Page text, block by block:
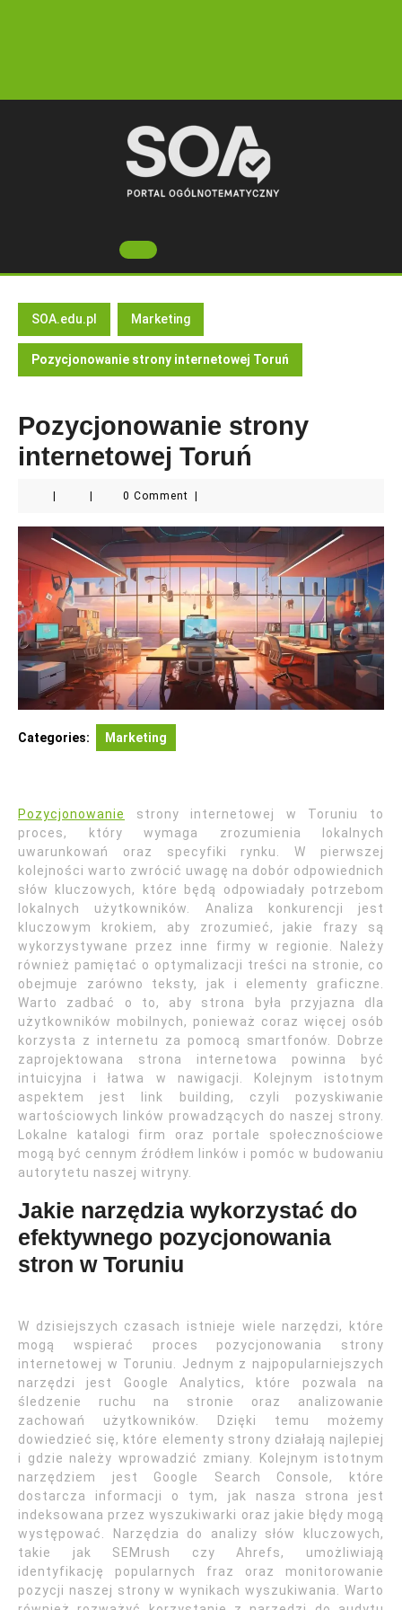
Open
Button
SOA.edu.pl Marketing
Pozycjonowanie strony internetowej Toruń
Pozycjonowanie strony
internetowej Toruń
0 Comment
Categories: Marketing
Pozycjonowanie
strony internetowej w Toruniu to
proces, który wymaga zrozumienia lokalnych
uwarunkowań oraz specyfiki rynku. W pierwszej
kolejności warto zwrócić uwagę na dobór odpowiednich
słów kluczowych, które będą odpowiadały potrzebom
lokalnych użytkowników. Analiza konkurencji jest
kluczowym krokiem, aby zrozumieć, jakie frazy są
wykorzystywane przez inne firmy w regionie. Należy
również pamiętać o optymalizacji treści na stronie, co
obejmuje zarówno teksty, jak i elementy graficzne.
Warto zadbać o to, aby strona była przyjazna dla
użytkowników mobilnych, ponieważ coraz więcej osób
korzysta z internetu za pomocą smartfonów. Dobrze
zaprojektowana strona internetowa powinna być
intuicyjna i łatwa w nawigacji. Kolejnym istotnym
aspektem jest link building, czyli pozyskiwanie
wartościowych linków prowadzących do naszej strony.
Lokalne katalogi firm oraz portale społecznościowe
mogą być cennym źródłem linków i pomóc w budowaniu
autorytetu naszej witryny.
Jakie narzędzia wykorzystać do
efektywnego pozycjonowania
stron w Toruniu
W dzisiejszych czasach istnieje wiele narzędzi, które
mogą wspierać proces pozycjonowania strony
internetowej w Toruniu. Jednym z najpopularniejszych
narzędzi jest Google Analytics, które pozwala na
śledzenie ruchu na stronie oraz analizowanie
zachowań użytkowników. Dzięki temu możemy
dowiedzieć się, które elementy strony działają najlepiej
i gdzie należy wprowadzić zmiany. Kolejnym istotnym
narzędziem jest Google Search Console, które
dostarcza informacji o tym, jak nasza strona jest
indeksowana przez wyszukiwarki oraz jakie błędy mogą
występować. Narzędzia do analizy słów kluczowych,
takie jak SEMrush czy Ahrefs, umożliwiają
identyfikację popularnych fraz oraz monitorowanie
pozycji naszej strony w wynikach wyszukiwania. Warto